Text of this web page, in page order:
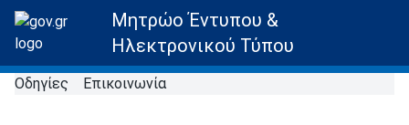
Μητρώο Έντυπου &
Ηλεκτρονικού Τύπου
Οδηγίες Επικοινωνία